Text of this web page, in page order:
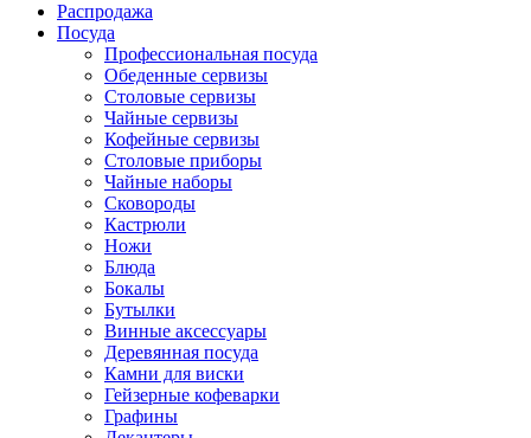
Распродажа
Посуда
Профессиональная посуда
Обеденные сервизы
Столовые сервизы
Чайные сервизы
Кофейные сервизы
Столовые приборы
Чайные наборы
Сковороды
Кастрюли
Ножи
Блюда
Бокалы
Бутылки
Винные аксессуары
Деревянная посуда
Камни для виски
Гейзерные кофеварки
Графины